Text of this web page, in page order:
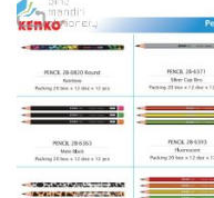
TO
WISH
LIST
COMPARE